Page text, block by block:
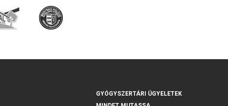
GYÓGYSZERTÁRI ÜGYELETEK